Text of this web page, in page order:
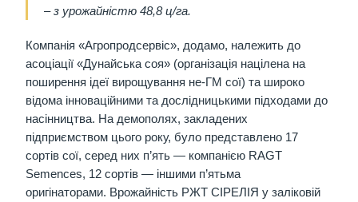
– з урожайністю 48,8 ц/га.
Компанія «Агропродсервіс», додамо, належить до
асоціації «Дунайська соя» (організація націлена на
поширення ідеї вирощування не-ГМ сої) та широко
відома інноваційними та дослідницькими підходами до
насінництва. На демополях, закладених
підприємством цього року, було представлено 17
сортів сої, серед них п’ять — компанією RAGT
Semences, 12 сортів — іншими п’ятьма
оригінаторами. Врожайність РЖТ СІРЕЛІЯ у заліковій